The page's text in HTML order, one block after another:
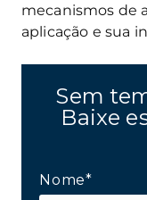
mecanismos de
aplicação e sua
Sem
Baixe
Nome*